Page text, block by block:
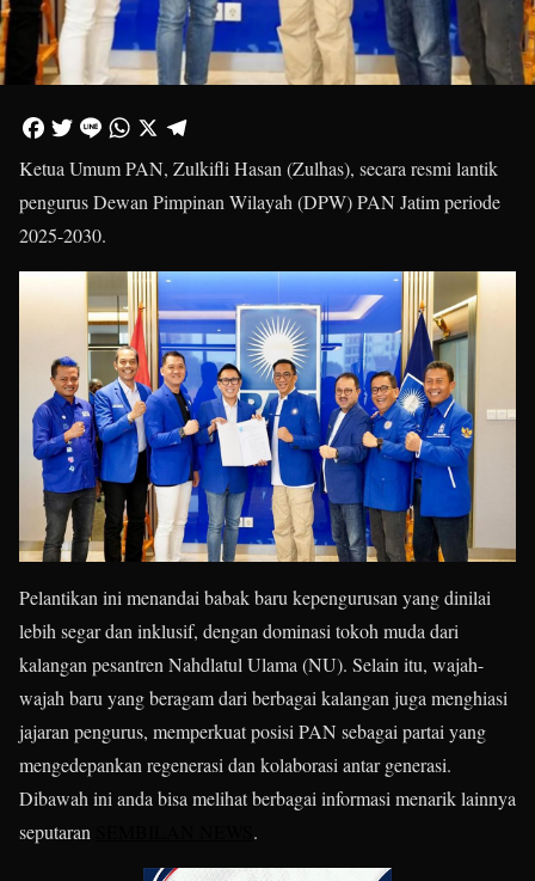
Ketua Umum PAN, Zulkifli Hasan (Zulhas), secara resmi lantik
pengurus Dewan Pimpinan Wilayah (DPW) PAN Jatim periode
2025-2030.
Pelantikan ini menandai babak baru kepengurusan yang dinilai
lebih segar dan inklusif, dengan dominasi tokoh muda dari
kalangan pesantren Nahdlatul Ulama (NU). Selain itu, wajah-
wajah baru yang beragam dari berbagai kalangan juga menghiasi
jajaran pengurus, memperkuat posisi PAN sebagai partai yang
mengedepankan regenerasi dan kolaborasi antar generasi.
Dibawah ini anda bisa melihat berbagai informasi menarik lainnya
seputaran
.